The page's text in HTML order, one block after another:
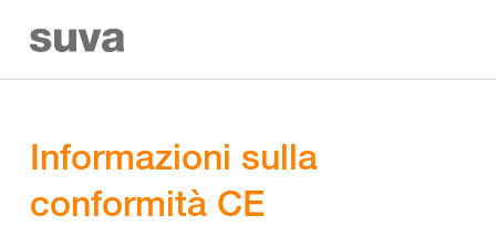
Informazioni sulla
conformità CE